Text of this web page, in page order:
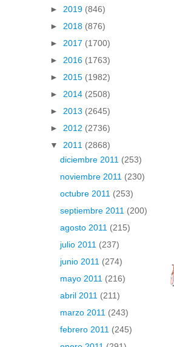
► 2019 (846)
► 2018 (876)
► 2017 (1700)
► 2016 (1763)
► 2015 (1982)
► 2014 (2508)
► 2013 (2645)
► 2012 (2736)
▼ 2011 (2868)
diciembre 2011 (253)
noviembre 2011 (230)
octubre 2011 (253)
septiembre 2011 (200)
agosto 2011 (215)
julio 2011 (237)
junio 2011 (274)
mayo 2011 (216)
abril 2011 (211)
marzo 2011 (243)
febrero 2011 (245)